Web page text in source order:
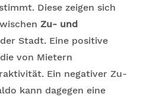
Diese zeigen sich
Zu- und
Stadt. Eine positive
von Mietern
Ein negativer Zu-
kann dagegen eine